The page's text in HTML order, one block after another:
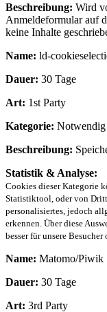
Beschreibung: Wird
Anmeldeformular auf
keine Inhalte
Name: ld-
Dauer: 30 Tage
Art: 1st Party
Kategorie: Notwendig
Beschreibung:
Statistik & Analyse:
Cookies dieser Kategorie
Statistiktool, oder von
personalisiertes, jedoch
erkennen. Über diese
besser für unsere Besucher
Name: Matomo/Piwik
Dauer: 30 Tage
Art: 3rd Party